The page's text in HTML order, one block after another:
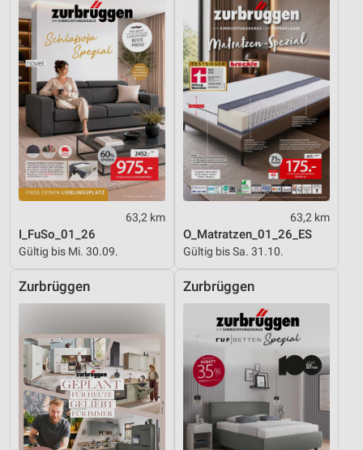
63,2 km
I_FuSo_01_26
Gültig bis Mi. 30.09.
63,2 km
O_Matratzen_01_26_ES
Gültig bis Sa. 31.10.
Zurbrüggen Zurbrüggen